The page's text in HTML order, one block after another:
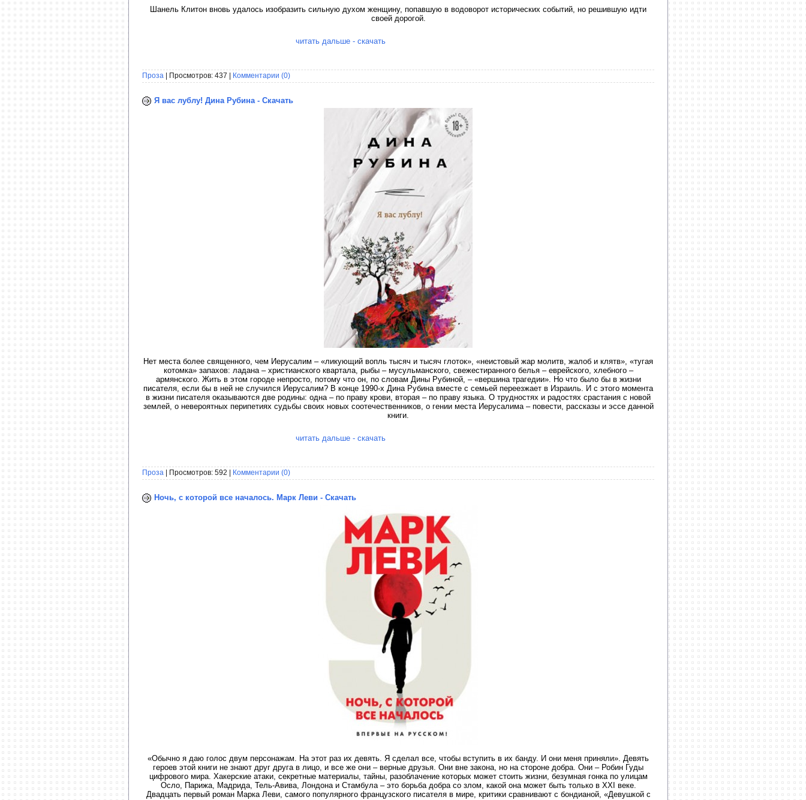
Шанель Клитон вновь удалось изобразить сильную духом женщину, попавшую в водоворот исторических событий, но решившую идти
своей дорогой.
читать дальше - скачать
Проза | Просмотров: 437 | Комментарии (0)
Я вас лублу! Дина Рубина - Скачать
Нет места более священного, чем Иерусалим – «ликующий вопль тысяч и тысяч глоток», «неистовый жар молитв, жалоб и клятв», «тугая
котомка» запахов: ладана – христианского квартала, рыбы – мусульманского, свежестиранного белья – еврейского, хлебного –
армянского. Жить в этом городе непросто, потому что он, по словам Дины Рубиной, – «вершина трагедии». Но что было бы в жизни
писателя, если бы в ней не случился Иерусалим? В конце 1990-х Дина Рубина вместе с семьей переезжает в Израиль. И с этого момента
в жизни писателя оказываются две родины: одна – по праву крови, вторая – по праву языка. О трудностях и радостях срастания с новой
землей, о невероятных перипетиях судьбы своих новых соотечественников, о гении места Иерусалима – повести, рассказы и эссе данной
книги.
читать дальше - скачать
Проза | Просмотров: 592 | Комментарии (0)
Ночь, с которой все началось. Марк Леви - Скачать
«Обычно я даю голос двум персонажам. На этот раз их девять. Я сделал все, чтобы вступить в их банду. И они меня приняли». Девять
героев этой книги не знают друг друга в лицо, и все же они – верные друзья. Они вне закона, но на стороне добра. Они – Робин Гуды
цифрового мира. Хакерские атаки, секретные материалы, тайны, разоблачение которых может стоить жизни, безумная гонка по улицам
Осло, Парижа, Мадрида, Тель-Авива, Лондона и Стамбула – это борьба добра со злом, какой она может быть только в XXI веке.
Двадцать первый роман Марка Леви, самого популярного французского писателя в мире, критики сравнивают с бондианой, «Девушкой с